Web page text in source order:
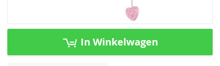
Ga
In Winkelwagen